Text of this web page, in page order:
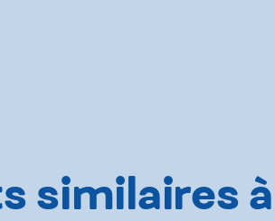
similaires